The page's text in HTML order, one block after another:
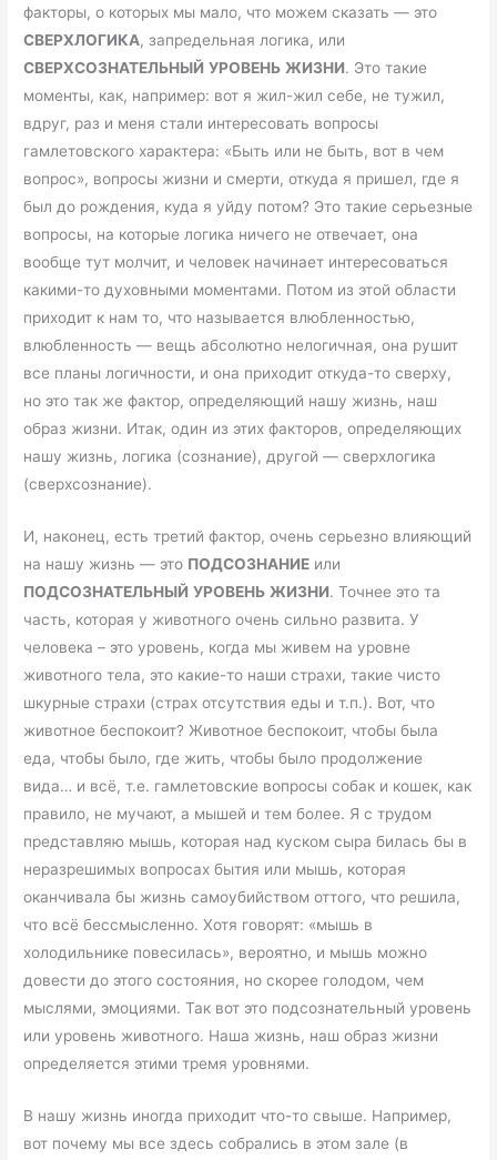
факторы, о которых мы мало, что можем сказать — это
СВЕРХЛОГИКА, запредельная логика, или
СВЕРХСОЗНАТЕЛЬНЫЙ УРОВЕНЬ ЖИЗНИ. Это такие
моменты, как, например: вот я жил-жил себе, не тужил,
вдруг, раз и меня стали интересовать вопросы
гамлетовского характера: «Быть или не быть, вот в чем
вопрос», вопросы жизни и смерти, откуда я пришел, где я
был до рождения, куда я уйду потом? Это такие серьезные
вопросы, на которые логика ничего не отвечает, она
вообще тут молчит, и человек начинает интересоваться
какими-то духовными моментами. Потом из этой области
приходит к нам то, что называется влюбленностью,
влюбленность — вещь абсолютно нелогичная, она рушит
все планы логичности, и она приходит откуда-то сверху,
но это так же фактор, определяющий нашу жизнь, наш
образ жизни. Итак, один из этих факторов, определяющих
нашу жизнь, логика (сознание), другой — сверхлогика
(сверхсознание).
И, наконец, есть третий фактор, очень серьезно влияющий
на нашу жизнь — это ПОДСОЗНАНИЕ или
ПОДСОЗНАТЕЛЬНЫЙ УРОВЕНЬ ЖИЗНИ. Точнее это та
часть, которая у животного очень сильно развита. У
человека – это уровень, когда мы живем на уровне
животного тела, это какие-то наши страхи, такие чисто
шкурные страхи (страх отсутствия еды и т.п.). Вот, что
животное беспокоит? Животное беспокоит, чтобы была
еда, чтобы было, где жить, чтобы было продолжение
вида… и всё, т.е. гамлетовские вопросы собак и кошек, как
правило, не мучают, а мышей и тем более. Я с трудом
представляю мышь, которая над куском сыра билась бы в
неразрешимых вопросах бытия или мышь, которая
оканчивала бы жизнь самоубийством оттого, что решила,
что всё бессмысленно. Хотя говорят: «мышь в
холодильнике повесилась», вероятно, и мышь можно
довести до этого состояния, но скорее голодом, чем
мыслями, эмоциями. Так вот это подсознательный уровень
или уровень животного. Наша жизнь, наш образ жизни
определяется этими тремя уровнями.
В нашу жизнь иногда приходит что-то свыше. Например,
вот почему мы все здесь собрались в этом зале (в